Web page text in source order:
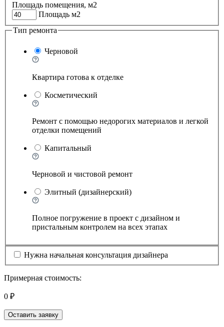
Площадь помещения, м2
Площадь м2
Тип ремонта
Черновой
Квартира готова к отделке
Косметический
Ремонт с помощью недорогих материалов и легкой
отделки помещений
Капитальный
Черновой и чистовой ремонт
Элитный (дизайнерский)
Полное погружение в проект с дизайном и
пристальным контролем на всех этапах
Нужна начальная консультация дизайнера
Примерная стоимость:
0 ₽
Оставить заявку